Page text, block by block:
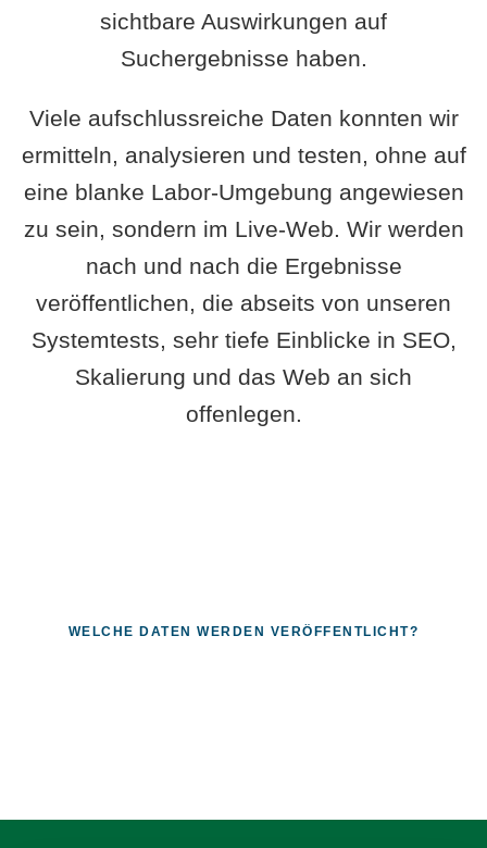
sichtbare Auswirkungen auf
Suchergebnisse haben.
Viele aufschlussreiche Daten konnten wir
ermitteln, analysieren und testen, ohne auf
eine blanke Labor-Umgebung angewiesen
zu sein, sondern im Live-Web. Wir werden
nach und nach die Ergebnisse
veröffentlichen, die abseits von unseren
Systemtests, sehr tiefe Einblicke in SEO,
Skalierung und das Web an sich
offenlegen.
WELCHE DATEN WERDEN VERÖFFENTLICHT?